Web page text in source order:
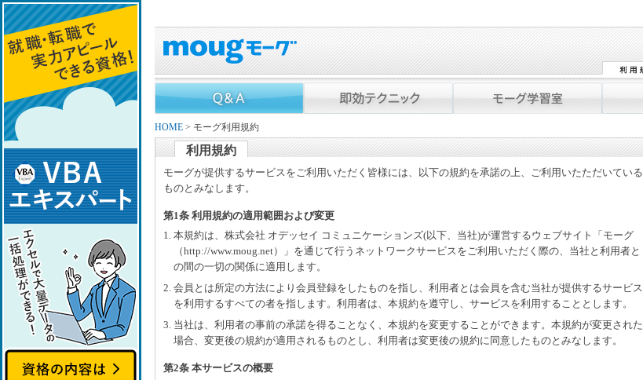
HOME > モーグ利用規約
利用規約
モーグが提供するサービスをご利用いただく皆様には、以下の規約を承諾の上、ご利用いたただいている
ものとみなします。
第1条 利用規約の適用範囲および変更
1. 本規約は、株式会社 オデッセイ コミュニケーションズ(以下、当社)が運営するウェブサイト「モーグ
（http://www.moug.net）」を通じて行うネットワークサービスをご利用いただく際の、当社と利用者と
の間の一切の関係に適用します。
2. 会員とは所定の方法により会員登録をしたものを指し、利用者とは会員を含む当社が提供するサービス
を利用するすべての者を指します。利用者は、本規約を遵守し、サービスを利用することとします。
3. 当社は、利用者の事前の承諾を得ることなく、本規約を変更することができます。本規約が変更された
場合、変更後の規約が適用されるものとし、利用者は変更後の規約に同意したものとみなします。
第2条 本サービスの概要